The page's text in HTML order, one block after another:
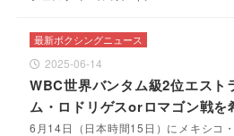
最新ボクシングニュース
2025-06-14
WBC世界バンタム級2位エスト
ム・ロドリゲスorロマゴン戦を
6月14日（日本時間15日）にメキシコ